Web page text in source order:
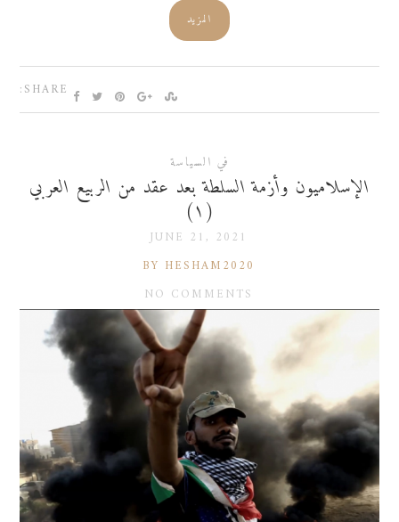
المزيد
SHARE:
في السياسة
الإسلاميون وأزمة السلطة بعد عقد من الربيع العربي
(١)
JUNE 21, 2021
BY HESHAM2020
NO COMMENTS